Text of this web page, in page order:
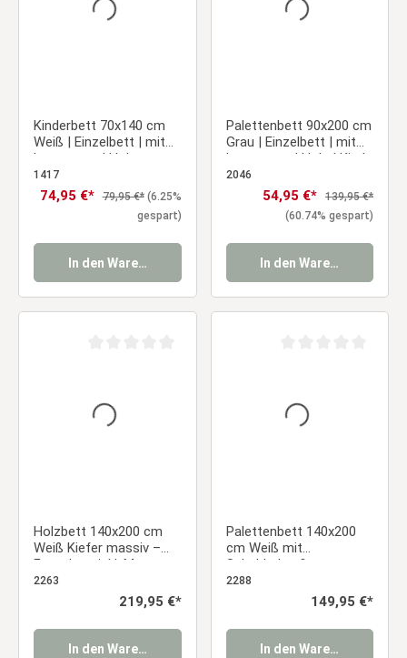
Kinderbett 70x140 cm
Weiß | Einzelbett | mit
Lattenrost | Holz
1417
Verkaufspreis:
74,95 €* Regulärer Preis:
79,95 €* (6.25%
gespart)
In den Warenkorb
Palettenbett 90x200 cm
Grau | Einzelbett | mit
Lattenrost | Holz | Kind
Jugend Gast
Schlafzimmer
2046
Verkaufspreis:
54,95 €* Regulärer Preis:
139,95 €*
(60.74% gespart)
In den Warenkorb
Holzbett 140x200 cm
Weiß Kiefer massiv –
Futonbett inkl. Matratze
& Lattenrost
2263
Regulärer Preis:
219,95 €*
In den Warenkorb
Palettenbett 140x200
cm Weiß mit
Schubladen &
Lattenrost – Massivholz
Doppelbett mit
2288
Regulärer Preis:
149,95 €*
In den Warenkorb